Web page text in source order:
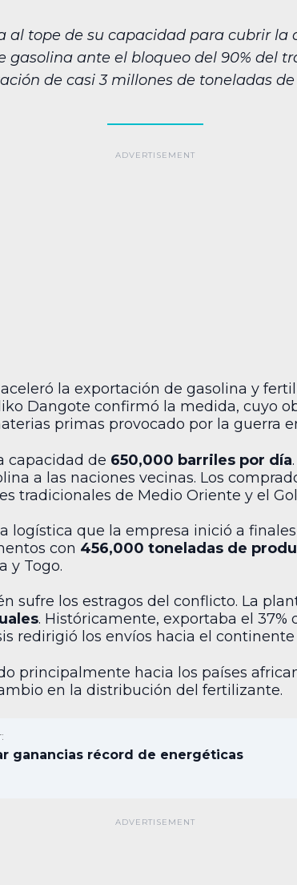
al tope de su capacidad para cubrir la
gasolina ante el bloqueo del 90% del
de casi 3 millones de toneladas
la exportación de gasolina y
Dangote confirmó la medida, cuyo
primas provocado por la guerra
capacidad de 650,000 barriles por día
a las naciones vecinas. Los
tradicionales de Medio Oriente y el
logística que la empresa inició a
con 456,000 toneladas de
y Togo.
sufre los estragos del conflicto. La
. Históricamente, exportaba el 37%
redirigió los envíos hacia el continente
principalmente hacia los países
en la distribución del fertilizante.
ganancias récord de energéticas